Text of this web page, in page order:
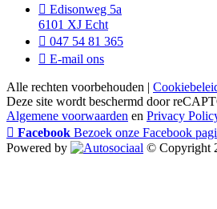
Edisonweg 5a
6101 XJ Echt
047 54 81 365
E-mail ons
Alle rechten voorbehouden |
Deze site wordt beschermd door
Algemene voorwaarden en Privacy
Facebook Bezoek onze Facebook
Powered by
© Copyright